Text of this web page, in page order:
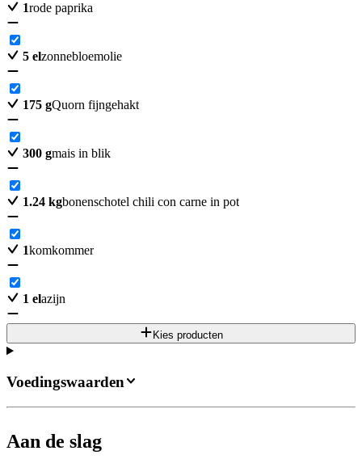
1rode paprika
5 elzonnebloemolie
175 gQuorn fijngehakt
300 gmais in blik
1.24 kgbonenschotel chili con carne in pot
1komkommer
1 elazijn
Kies producten
Aan de slag
Voedingswaarden